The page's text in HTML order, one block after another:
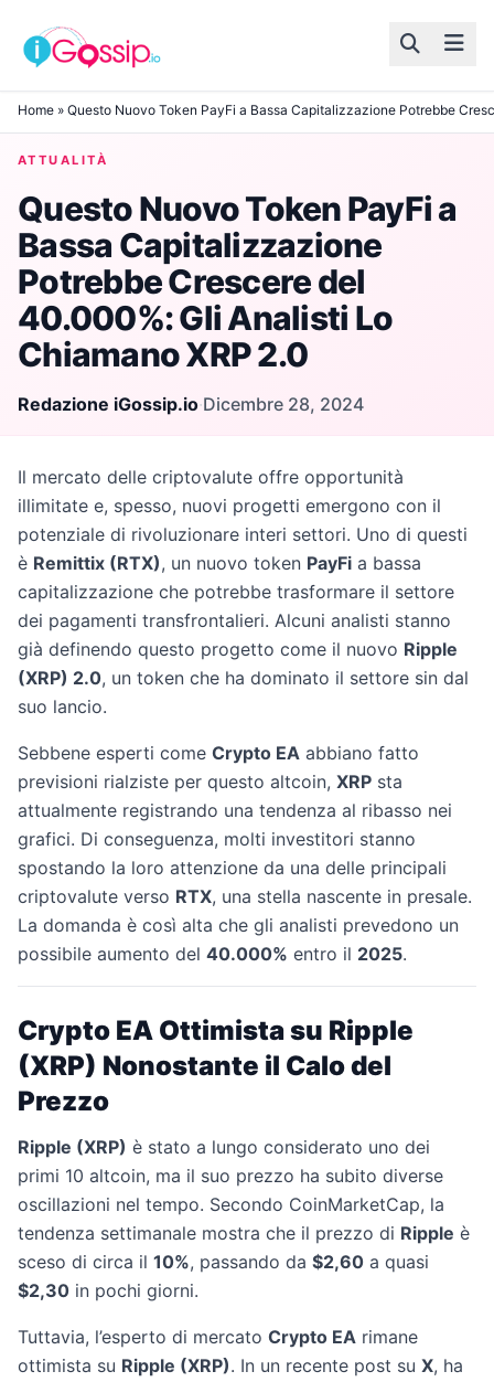
Skip to content
Home » Questo Nuovo Token PayFi a Bassa Capitalizzazione Potrebbe
ATTUALITÀ
Questo Nuovo Token PayFi a
Bassa Capitalizzazione
Potrebbe Crescere del
40.000%: Gli Analisti Lo
Chiamano XRP 2.0
Redazione iGossip.io·Dicembre 28, 2024
Il mercato delle criptovalute offre opportunità
illimitate e, spesso, nuovi progetti emergono con il
potenziale di rivoluzionare interi settori. Uno di questi
è Remittix (RTX), un nuovo token PayFi a bassa
capitalizzazione che potrebbe trasformare il settore
dei pagamenti transfrontalieri. Alcuni analisti stanno
già definendo questo progetto come il nuovo Ripple
(XRP) 2.0, un token che ha dominato il settore sin dal
suo lancio.
Sebbene esperti come Crypto EA abbiano fatto
previsioni rialziste per questo altcoin, XRP sta
attualmente registrando una tendenza al ribasso nei
grafici. Di conseguenza, molti investitori stanno
spostando la loro attenzione da una delle principali
criptovalute verso RTX, una stella nascente in presale.
La domanda è così alta che gli analisti prevedono un
possibile aumento del 40.000% entro il 2025.
Crypto EA Ottimista su Ripple
(XRP) Nonostante il Calo del
Prezzo
Ripple (XRP) è stato a lungo considerato uno dei
primi 10 altcoin, ma il suo prezzo ha subito diverse
oscillazioni nel tempo. Secondo CoinMarketCap, la
tendenza settimanale mostra che il prezzo di Ripple è
sceso di circa il 10%, passando da $2,60 a quasi
$2,30 in pochi giorni.
Tuttavia, l’esperto di mercato Crypto EA rimane
ottimista su Ripple (XRP). In un recente post su X, ha